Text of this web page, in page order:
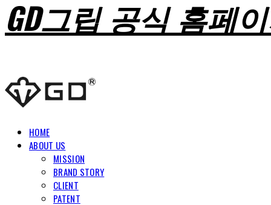
GD그립 공식 홈페
HOME
ABOUT US
MISSION
BRAND STORY
CLIENT
PATENT